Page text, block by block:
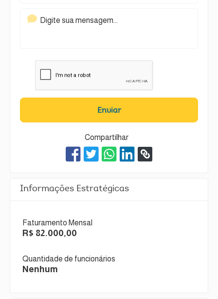
Enviar
Compartilhar
Informações Estratégicas
Faturamento Mensal
R$ 82.000,00
Quantidade de funcionários
Nenhum